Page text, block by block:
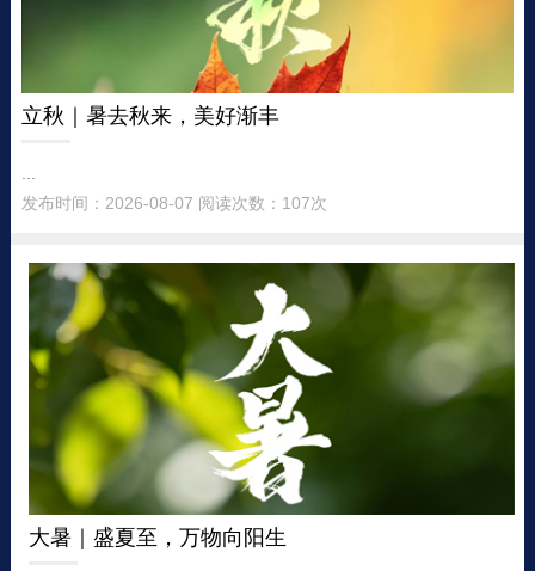
立秋｜暑去秋来，美好渐丰
发布时间：2026-08-07 阅读次数：107次
大暑｜盛夏至，万物向阳生